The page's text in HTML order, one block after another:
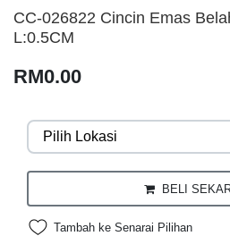
CC-026822 Cincin Emas
L:0.5CM
RM0.00
BELI
Tambah ke Senarai Pilihan